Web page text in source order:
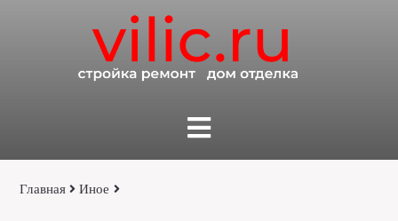
Главная Иное